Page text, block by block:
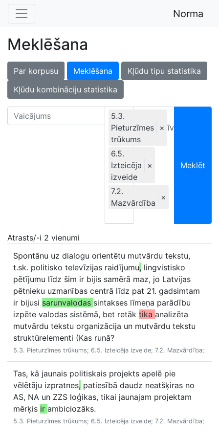
Norma
Meklēšana
Par korpusu Meklēšana
Kļūdu tipu statistika
Kļūdu kombināciju statistika
5.3.
Pieturzīmes
trūkums
×
6.5.
Izteicēja
izveide
×
7.2.
Mazvārdība
×
Ekskluzīvi
Meklēt
Atrasts/-i 2 vienumi
Spontānu uz dialogu orientētu mutvārdu tekstu,
t.sk. politisko televīzijas raidījumu, lingvistisko
pētījumu līdz šim ir bijis samērā maz, jo Latvijas
pētnieku uzmanības centrā līdz pat 21. gadsimtam
ir bijusi sarunvalodas sintakses līmeņa parādību
izpēte valodas sistēmā, bet retāk tika analizēta
mutvārdu tekstu organizācija un mutvārdu tekstu
struktūrelementi (Kas runā?
5.3. Pieturzīmes trūkums; 6.5. Izteicēja izveide; 7.2. Mazvārdība;
Tas, kā jaunais politiskais projekts apelē pie
vēlētāju izpratnes, patiesībā daudz neatšķiras no
AS, NA un ZZS loģikas, tikai jaunajam projektam
mērķis ir ambiciozāks.
5.3. Pieturzīmes trūkums; 6.5. Izteicēja izveide; 7.2. Mazvārdība;